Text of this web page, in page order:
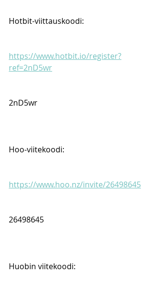
Hotbit-viittauskoodi:
https://www.hotbit.io/register?
ref=2nD5wr
2nD5wr
Hoo-viitekoodi:
https://www.hoo.nz/invite/26498645
26498645
Huobin viitekoodi: